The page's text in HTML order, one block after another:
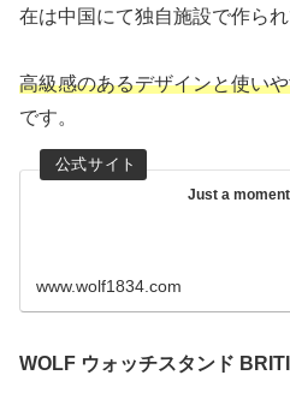
在は中国にて独自施設で作られ
高級感のあるデザインと使い
です。
Just a
www.wolf1834.com
WOLF ウォッチスタンド